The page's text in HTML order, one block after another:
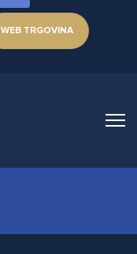
WEB TRGOVINA